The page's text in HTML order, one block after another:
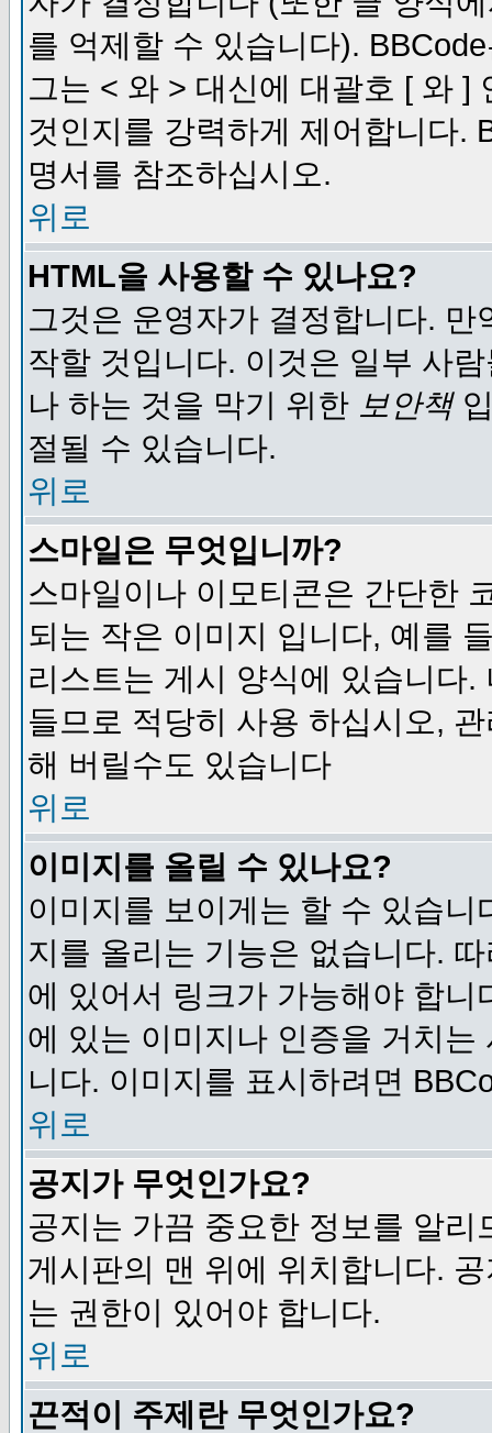
를 억제할 수 있습니다).
그는 < 와 > 대신에 대괄호 [ 와 ]
것인지를 강력하게 제어합니다.
명서를 참조하십시오.
위로
HTML을 사용할 수 있나요?
그것은 운영자가 결정합니다.
작할 것입니다. 이것은 일부 사
나 하는 것을 막기 위한 보안책
절될 수 있습니다.
위로
스마일은 무엇입니까?
스마일이나 이모티콘은 간단한
되는 작은 이미지 입니다, 예를
리스트는 게시 양식에 있습니다
들므로 적당히 사용 하십시오,
해 버릴수도 있습니다
위로
이미지를 올릴 수 있나요?
이미지를 보이게는 할 수 있습
지를 올리는 기능은 없습니다.
에 있어서 링크가 가능해야 합
에 있는 이미지나 인증을 거치
니다. 이미지를 표시하려면
위로
공지가 무엇인가요?
공지는 가끔 중요한 정보를 알
게시판의 맨 위에 위치합니다.
는 권한이 있어야 합니다.
위로
끈적이 주제란 무엇인가요?